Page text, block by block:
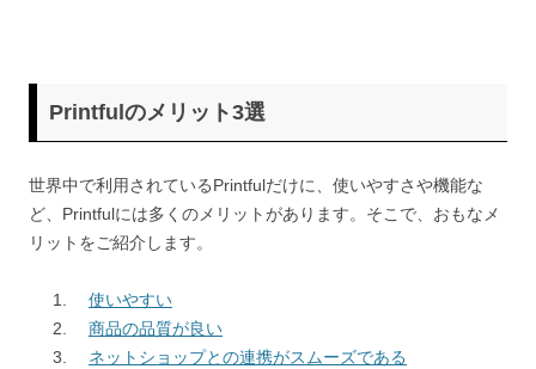
Printfulのメリット3選
世界中で利用されているPrintfulだけに、使いやすさや機能な
ど、Printfulには多くのメリットがあります。そこで、おもなメ
リットをご紹介します。
使いやすい
商品の品質が良い
ネットショップとの連携がスムーズである